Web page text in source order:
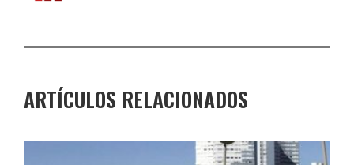
ARTÍCULOS RELACIONADOS